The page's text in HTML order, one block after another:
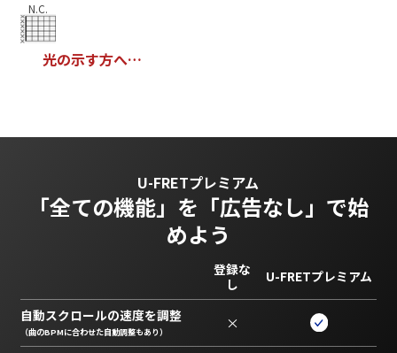
N.C.
光の示す方へ…
U-FRETプレミアム
「全ての機能」を 「広告なし」で始
めよう
登録な
し
U-FRETプレミアム
自動スクロールの速度を調整
（曲のBPMに合わせた自動調整もあり） ×